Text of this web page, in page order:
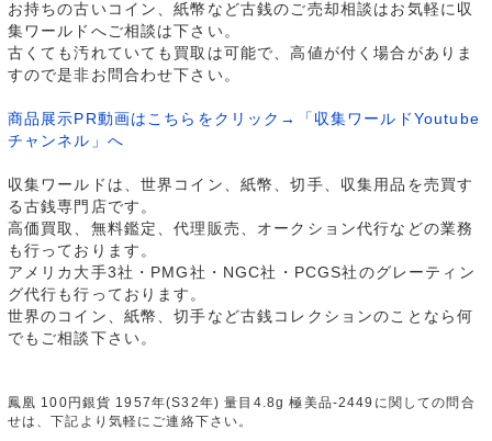
お持ちの古いコイン、紙幣など古銭のご売却相談はお気軽に収
集ワールドへご相談は下さい。
古くても汚れていても買取は可能で、高値が付く場合がありま
すので是非お問合わせ下さい。
商品展示PR動画はこちらをクリック→「収集ワールドYoutube
チャンネル」へ
収集ワールドは、世界コイン、紙幣、切手、収集用品を売買す
る古銭専門店です。
高価買取、無料鑑定、代理販売、オークション代行などの業務
も行っております。
アメリカ大手3社・PMG社・NGC社・PCGS社のグレーティン
グ代行も行っております。
世界のコイン、紙幣、切手など古銭コレクションのことなら何
でもご相談下さい。
鳳凰 100円銀貨 1957年(S32年) 量目4.8g 極美品-2449に関しての問合
せは、下記より気軽にご連絡下さい。